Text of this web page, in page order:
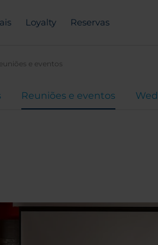
Loyalty Reservas
e eventos
Reuniões e eventos